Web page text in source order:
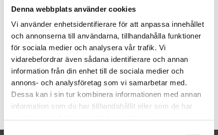
Denna webbplats använder cookies
Vi använder enhetsidentifierare för att anpassa innehållet
och annonserna till användarna, tillhandahålla funktioner
för sociala medier och analysera vår trafik. Vi
vidarebefordrar även sådana identifierare och annan
information från din enhet till de sociala medier och
annons- och analysföretag som vi samarbetar med.
Dessa kan i sin tur kombinera informationen med annan
information som du har tillhandahållit eller som de har
Grovlek 30
300 meter
Tvättbar 95°C
Använd endast som övertråd
Använd en tunn undertråd
Använd Topstichnål Nr 90
Artikelnummer:
709743-1238